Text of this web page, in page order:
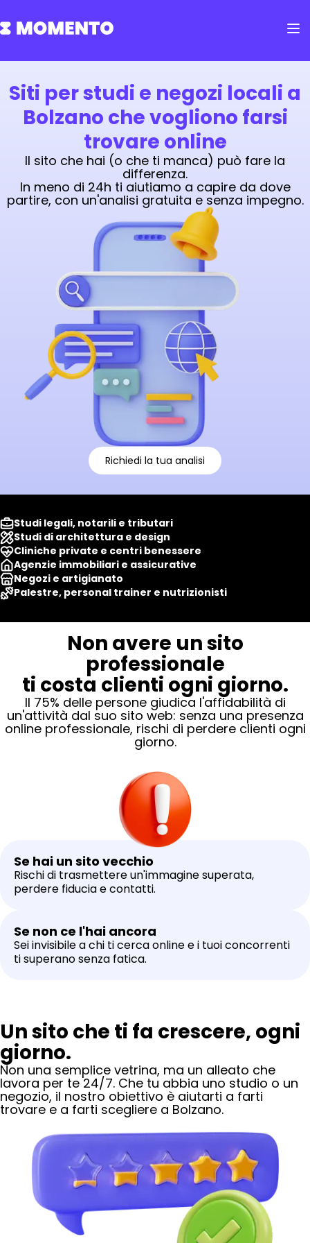
Siti per studi e negozi locali a
Bolzano che vogliono farsi
trovare online
Il sito che hai (o che ti manca) può fare la
differenza.
In meno di 24h ti aiutiamo a capire da dove
partire, con un'analisi gratuita e senza impegno.
Richiedi la tua analisi
Studi legali, notarili e tributari
Studi di architettura e design
Cliniche private e centri benessere
Agenzie immobiliari e assicurative
Negozi e artigianato
Palestre, personal trainer e nutrizionisti
Non avere un sito
professionale
ti costa clienti ogni giorno.
Il 75% delle persone giudica l'affidabilità di
un'attività dal suo sito web: senza una presenza
online professionale, rischi di perdere clienti ogni
giorno.
Se hai un sito vecchio
Rischi di trasmettere un'immagine superata,
perdere fiducia e contatti.
Se non ce l'hai ancora
Sei invisibile a chi ti cerca online e i tuoi concorrenti
ti superano senza fatica.
Un sito che ti fa crescere, ogni
giorno.
Non una semplice vetrina, ma un alleato che
lavora per te 24/7. Che tu abbia uno studio o un
negozio, il nostro obiettivo è aiutarti a farti
trovare e a farti scegliere a Bolzano.